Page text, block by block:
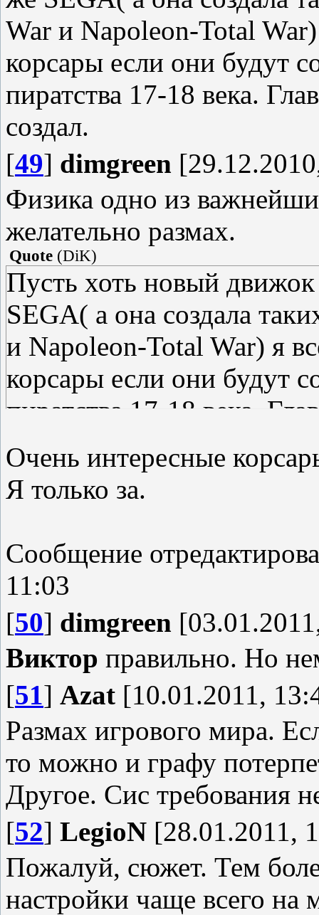
War и Napoleon-Total
корсары если они будут
пиратства 17-18 века.
создал.
[49] dimgreen
Физика одно из
желательно размах.
Quote (DiK)
Пусть хоть новый
SEGA( а она создала
и Napoleon-Total War) я
корсары если они будут
пиратства 17-18 века.
создал.
Очень интересные
Я только за.
Сообщение
11:03
[50] dimgreen
Виктор правильно. Но
[51] Azat [10.01.2011,
Размах игрового мира.
то можно и графу
Другое. Сис требования
[52] LegioN [28.01.2011,
Пожалуй, сюжет. Тем
настройки чаще всего